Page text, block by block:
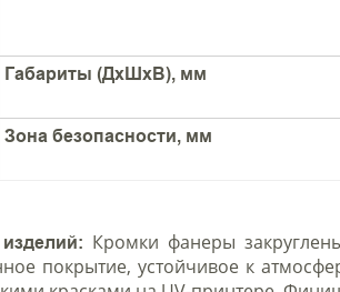
Габариты (ДхШхВ), мм
Зона безопасности, мм
Кромки фанеры
покрытие, устойчивое к